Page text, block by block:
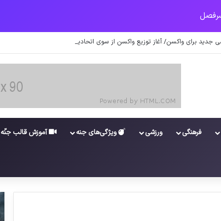
جدید برای واکسن/ آغاز توزیع واکسن از سوی اتحادیه کوواکس
فرهنگی ورزشی ویژگی‌های جنه آموزش قالب جنّه